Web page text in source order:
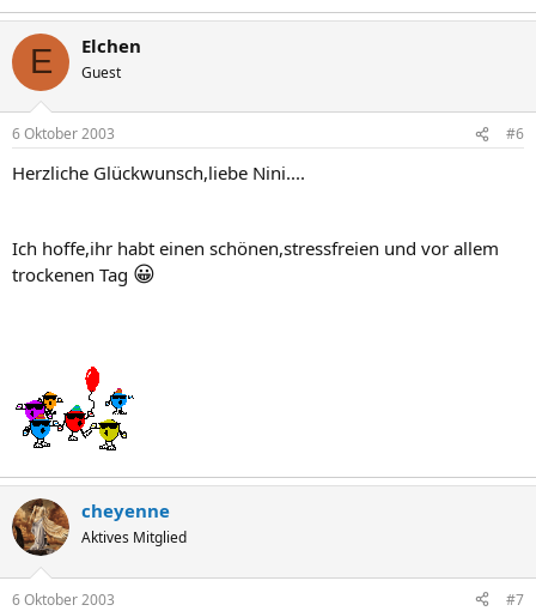
E Elchen
Guest
6 Oktober 2003 #6
Herzliche Glückwunsch,liebe Nini....
Ich hoffe,ihr habt einen schönen,stressfreien und vor allem
trockenen Tag 😀
cheyenne
Aktives Mitglied
6 Oktober 2003 #7